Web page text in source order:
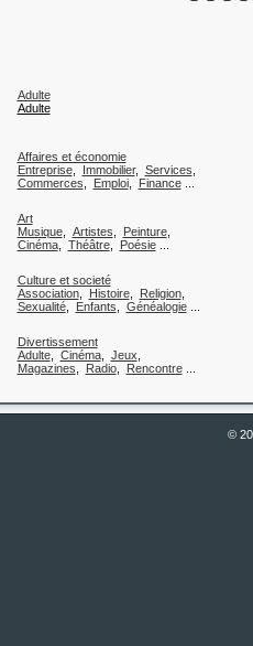
Adulte
Adulte
Affaires et économie
Entreprise, Immobilier, Services
Commerces
Emploi, Finance...
Art
Musique, Artistes Peinture,
Cinéma, Théâtre, Poésie...
Culture et societé
Association, Histoire, Religion,
Sexualité, Enfants Généalogie...
Divertissement
Adulte, Cinéma, Jeux
Magazines
Radio, Rencontre...
©